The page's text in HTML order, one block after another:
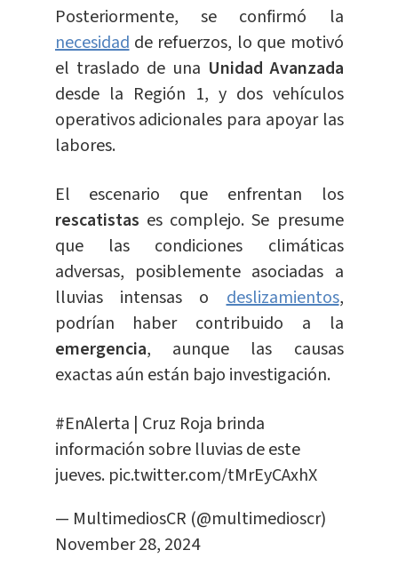
Posteriormente, se confirmó la
necesidadde refuerzos, lo que motivó
el traslado de una Unidad Avanzada
desde la Región 1, y dos vehículos
operativos adicionales para apoyar las
labores.
El escenario que enfrentan los
rescatistas es complejo. Se presume
que las condiciones climáticas
adversas, posiblemente asociadas a
lluvias intensas odeslizamientos,
podrían haber contribuido a la
emergencia, aunque las causas
exactas aún están bajo investigación.
#EnAlerta | Cruz Roja brinda
información sobre lluvias de este
jueves. pic.twitter.com/tMrEyCAxhX
— MultimediosCR (@multimedioscr)
November 28, 2024